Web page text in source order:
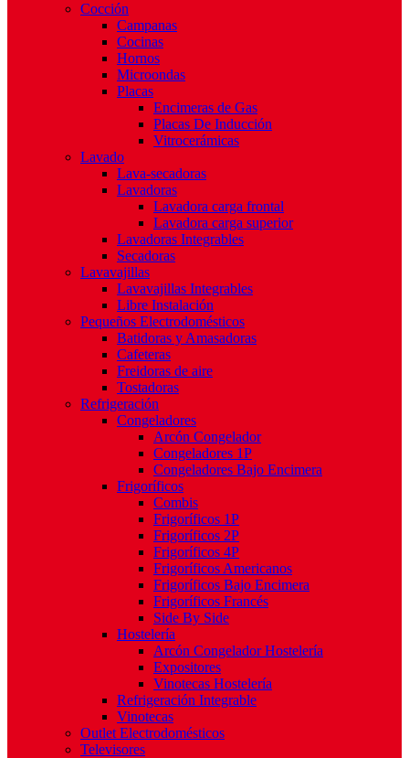
Cocción
Campanas
Cocinas
Hornos
Microondas
Placas
Encimeras de Gas
Placas De Inducción
Vitrocerámicas
Lavado
Lava-secadoras
Lavadoras
Lavadora carga frontal
Lavadora carga superior
Lavadoras Integrables
Secadoras
Lavavajillas
Lavavajillas Integrables
Libre Instalación
Pequeños Electrodomésticos
Batidoras y Amasadoras
Cafeteras
Freidoras de aire
Tostadoras
Refrigeración
Congeladores
Arcón Congelador
Congeladores 1P
Congeladores Bajo Encimera
Frigoríficos
Combis
Frigoríficos 1P
Frigoríficos 2P
Frigoríficos 4P
Frigoríficos Americanos
Frigoríficos Bajo Encimera
Frigoríficos Francés
Side By Side
Hostelería
Arcón Congelador Hostelería
Expositores
Vinotecas Hostelería
Refrigeración Integrable
Vinotecas
Outlet Electrodomésticos
Televisores